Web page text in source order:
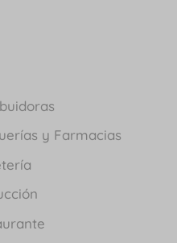
y Farmacias